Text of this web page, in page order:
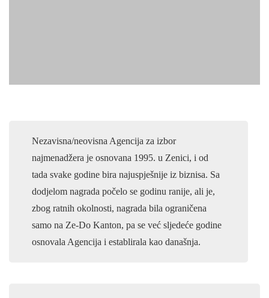
Nezavisna/neovisna Agencija za izbor
najmenadžera je osnovana 1995. u Zenici, i od
tada svake godine bira najuspješnije iz biznisa. Sa
dodjelom nagrada počelo se godinu ranije, ali je,
zbog ratnih okolnosti, nagrada bila ograničena
samo na Ze-Do Kanton, pa se već sljedeće godine
osnovala Agencija i establirala kao današnja.